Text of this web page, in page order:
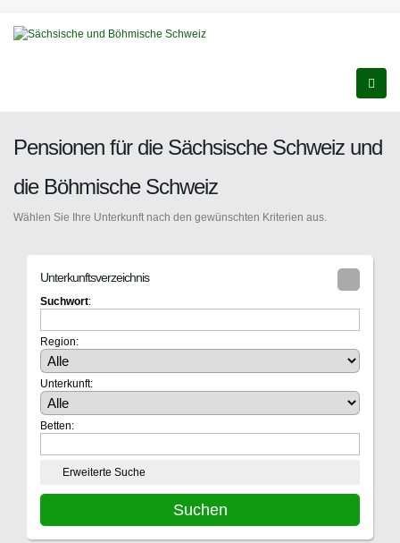
Pensionen für die Sächsische Schweiz und
die Böhmische Schweiz
Wählen Sie Ihre Unterkunft nach den gewünschten Kriterien aus.
Unterkunftsverzeichnis
Suchwort:
Region:
Unterkunft:
Betten:
Erweiterte Suche